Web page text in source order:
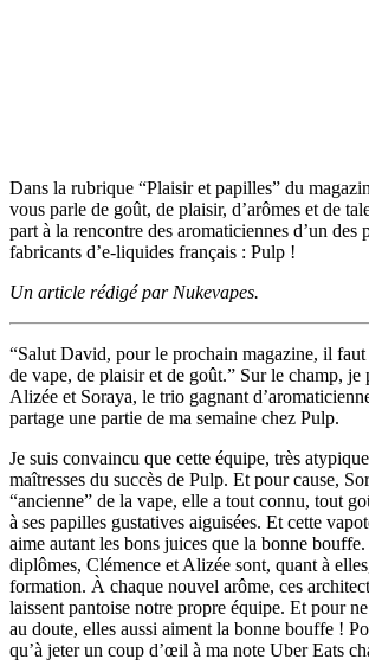
Dans la rubrique “Plaisir et papilles” du
vous parle de goût, de plaisir, d’arômes et de
part à la rencontre des aromaticiennes d’un des
fabricants d’e-liquides français : Pulp !
Un article rédigé par Nukevapes.
“Salut David, pour le prochain magazine, il faut
de vape, de plaisir et de goût.” Sur le champ, je
Alizée et Soraya, le trio gagnant
partage une partie de ma semaine chez Pulp.
Je suis convaincu que cette équipe, très
maîtresses du succès de Pulp. Et pour cause,
“ancienne” de la vape, elle a tout connu, tout
à ses papilles gustatives aiguisées. Et cette
aime autant les bons juices que la bonne bouffe.
diplômes, Clémence et Alizée sont, quant à
formation. À chaque nouvel arôme, ces
laissent pantoise notre propre équipe. Et pour
au doute, elles aussi aiment la bonne bouffe !
qu’à jeter un coup d’œil à ma note Uber Eats